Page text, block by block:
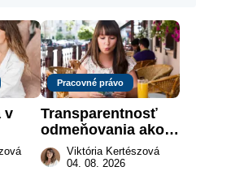
v
Pracovné právo
Transparentnosť
odmeňovania ako
právna povinnosť:
revolúcia na
Viktória Kertészová
04. 08. 2026